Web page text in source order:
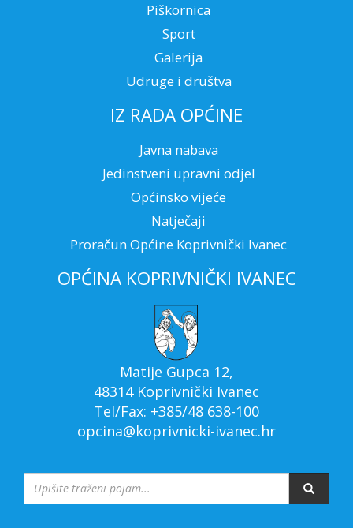
Piškornica
Sport
Galerija
Udruge i društva
IZ RADA OPĆINE
Javna nabava
Jedinstveni upravni odjel
Općinsko vijeće
Natječaji
Proračun Općine Koprivnički Ivanec
OPĆINA KOPRIVNIČKI IVANEC
Matije Gupca 12,
48314 Koprivnički Ivanec
Tel/Fax: +385/48 638-100
opcina@koprivnicki-ivanec.hr